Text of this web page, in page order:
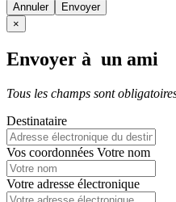
Annuler
×
Envoyer à un ami
Tous les champs sont
Destinataire
Vos coordonnées Votre nom
Votre adresse électronique